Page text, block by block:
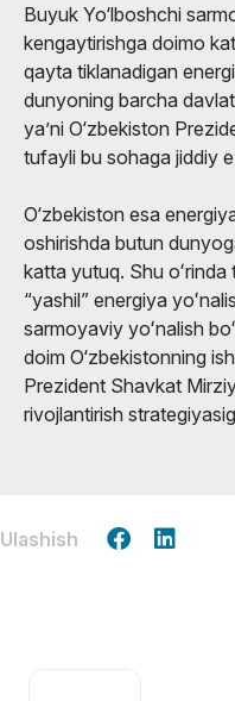
Buyuk Yo‘lboshchi
kengaytirishga doimo
qayta tiklanadigan
dunyoning barcha
ya’ni O‘zbekiston
tufayli bu sohaga jiddiy
O‘zbekiston esa
oshirishda butun
katta yutuq. Shu oʻrinda
“yashil” energiya
sarmoyaviy yoʻnalish
doim O‘zbekistonning
Prezident Shavkat
rivojlantirish
Ulashish